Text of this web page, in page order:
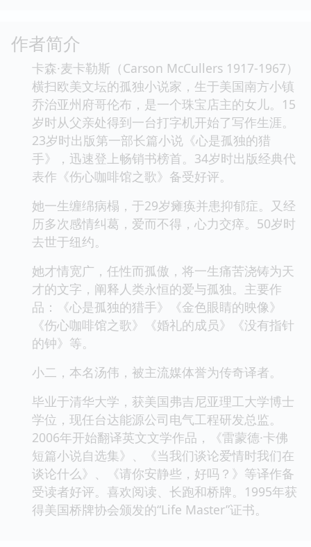
作者简介
卡森·麦卡勒斯（Carson McCullers 1917-1967）
横扫欧美文坛的孤独小说家，生于美国南方小镇
乔治亚州府哥伦布，是一个珠宝店主的女儿。15
岁时从父亲处得到一台打字机开始了写作生涯。
23岁时出版第一部长篇小说《心是孤独的猎
手》，迅速登上畅销书榜首。34岁时出版经典代
表作《伤心咖啡馆之歌》备受好评。
她一生缠绵病榻，于29岁瘫痪并患抑郁症。又经
历多次感情纠葛，爱而不得，心力交瘁。50岁时
去世于纽约。
她才情宽广，任性而孤傲，将一生痛苦浇铸为天
才的文字，阐释人类永恒的爱与孤独。主要作
品：《心是孤独的猎手》《金色眼睛的映像》
《伤心咖啡馆之歌》《婚礼的成员》《没有指针
的钟》等。
小二，本名汤伟，被主流媒体誉为传奇译者。
毕业于清华大学，获美国弗吉尼亚理工大学博士
学位，现任台达能源公司电气工程研发总监。
2006年开始翻译英文文学作品，《雷蒙德·卡佛
短篇小说自选集》、《当我们谈论爱情时我们在
谈论什么》、《请你安静些，好吗？》等译作备
受读者好评。喜欢阅读、长跑和桥牌。1995年获
得美国桥牌协会颁发的“Life Master”证书。